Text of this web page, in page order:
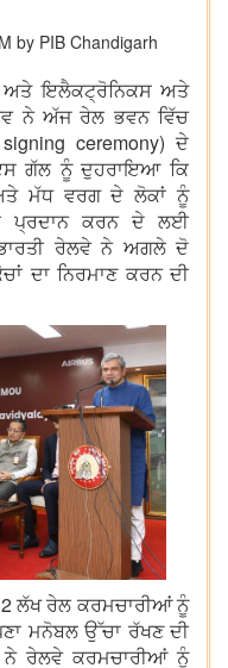
by PIB Chandigarh
ਅਤੇ ਇਲੈਕਟ੍ਰੋਨਿਕਸ ਅਤੇ
ਨੇ ਅੱਜ ਰੇਲ ਭਵਨ ਵਿੱਚ
ceremony) ਦੇ
ਗੱਲ ਨੂੰ ਦੁਹਰਾਇਆ ਕਿ
ਮੱਧ ਵਰਗ ਦੇ ਲੋਕਾਂ ਨੂੰ
ਪ੍ਰਦਾਨ ਕਰਨ ਦੇ ਲਈ
ਰੇਲਵੇ ਨੇ ਅਗਲੇ ਦੋ
ਦਾ ਨਿਰਮਾਣ ਕਰਨ ਦੀ
ਲੱਖ ਰੇਲ ਕਰਮਚਾਰੀਆਂ ਨੂੰ
ਮਨੋਬਲ ਉੱਚਾ ਰੱਖਣ ਦੀ
ਨੇ ਰੇਲਵੇ ਕਰਮਚਾਰੀਆਂ ਨੂੰ